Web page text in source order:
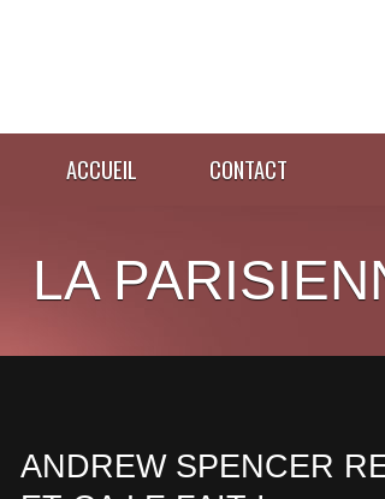
ACCUEIL CONTACT
LA
ANDREW SPENCER